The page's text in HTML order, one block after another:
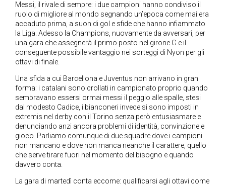
Messi, il rivale di sempre: i due campioni hanno condiviso il
ruolo di migliore al mondo segnando un’epoca come mai era
accaduto prima, a suon di gol e sfide che hanno infiammato
la Liga. Adesso la Champions, nuovamente da avversari, per
una gara che assegnerà il primo posto nel girone G e il
conseguente possibile vantaggio nei sorteggi di Nyon per gli
ottavi di finale.
Una sfida a cui Barcellona e Juventus non arrivano in gran
forma: i catalani sono crollati in campionato proprio quando
sembravano essersi ormai messi il peggio alle spalle, stesi
dal modesto Cadice, i bianconeri invece si sono imposti in
extremis nel derby con il Torino senza però entusiasmare e
denunciando anzi ancora problemi di identità, convinzione e
gioco. Parliamo comunque di due squadre dove i campioni
non mancano e dove non manca neanche il carattere, quello
che serve tirare fuori nel momento del bisogno e quando
davvero conta.
La gara di martedì conta eccome: qualificarsi agli ottavi come